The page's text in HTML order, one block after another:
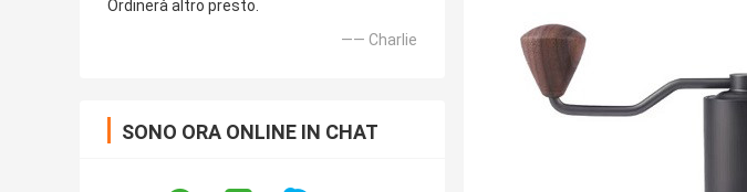
Ordinerà altro presto.
—— Charlie
SONO ORA ONLINE IN CHAT